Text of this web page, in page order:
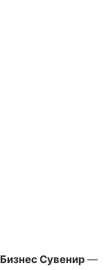
Бизнес Сувенир —